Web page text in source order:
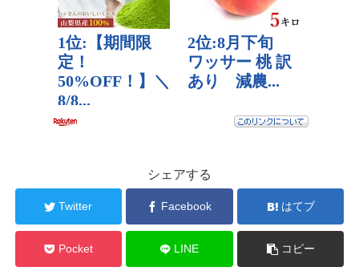
シェアする
Twitter Facebook はてブ
Pocket LINE コピー